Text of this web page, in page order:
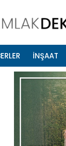
İNŞAAT